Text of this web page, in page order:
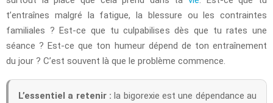
t’entraînes malgré la fatigue, la blessure ou les contraintes
familiales ? Est-ce que tu culpabilises dès que tu rates une
séance ? Est-ce que ton humeur dépend de ton entraînement
du jour ? C’est souvent là que le problème commence.
L’essentiel a retenir : la bigorexie est une dépendance au